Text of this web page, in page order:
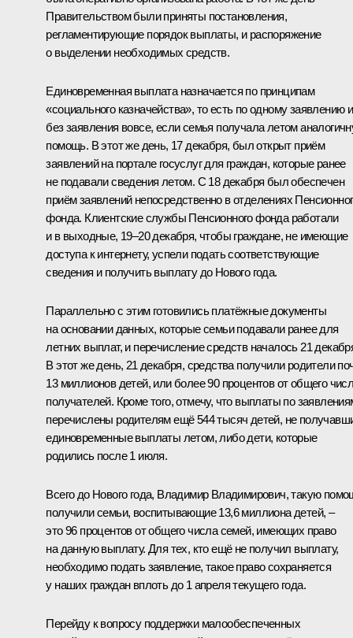
Правительством были приняты постановления,
регламентирующие порядок выплаты, и распоряжение
о выделении необходимых средств.
Единовременная выплата назначается по принципам
«социального казначейства», то есть по одному заявлению
без заявления вовсе, если семья получала летом
помощь. В этот же день, 17 декабря, был открыт приём
заявлений на портале госуслуг для граждан, которые ранее
не подавали сведения летом. С 18 декабря был обеспечен
приём заявлений непосредственно в отделениях
фонда. Клиентские службы Пенсионного фонда работали
и в выходные, 19–20 декабря, чтобы граждане, не имеющие
доступа к интернету, успели подать соответствующие
сведения и получить выплату до Нового года.
Параллельно с этим готовились платёжные документы
на основании данных, которые семьи подавали ранее для
летних выплат, и перечисление средств началось 21
В этот же день, 21 декабря, средства получили родители
13 миллионов детей, или более 90 процентов от общего
получателей. Кроме того, отмечу, что выплаты по
перечислены родителям ещё 544 тысяч детей, не
единовременные выплаты летом, либо дети, которые
родились после 1 июля.
Всего до Нового года, Владимир Владимирович, такую
получили семьи, воспитывающие 13,6 миллиона детей, –
это 96 процентов от общего числа семей, имеющих право
на данную выплату. Для тех, кто ещё не получил выплату,
необходимо подать заявление, такое право сохраняется
у наших граждан вплоть до 1 апреля текущего года.
Перейду к вопросу поддержки малообеспеченных